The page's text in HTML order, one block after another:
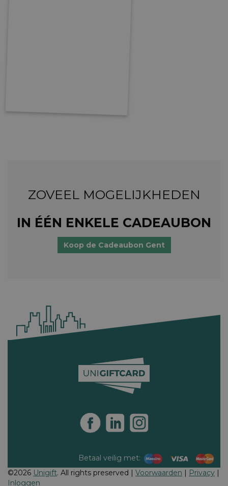
ZOVEEL MOGELIJKHEDEN
IN ÉÉN ENKELE CADEAUBON
Koop de Cadeaubon Gent
Betaal veilig met:
©2026 Unigift. All rights preserved | Voorwaarden Privacy
Inloggen